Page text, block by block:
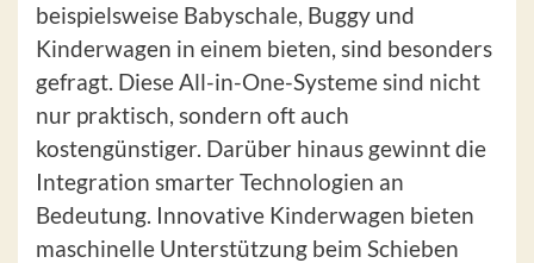
beispielsweise Babyschale, Buggy und
Kinderwagen in einem bieten, sind besonders
gefragt. Diese All-in-One-Systeme sind nicht
nur praktisch, sondern oft auch
kostengünstiger. Darüber hinaus gewinnt die
Integration smarter Technologien an
Bedeutung. Innovative Kinderwagen bieten
maschinelle Unterstützung beim Schieben